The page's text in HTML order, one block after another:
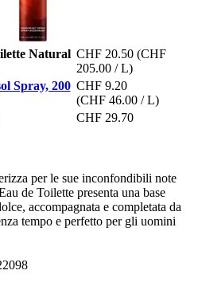
Natural CHF 20.50 (CHF
205.00 / L)
Spray, 200 CHF 9.20
(CHF 46.00 / L)
CHF 29.70
per le sue inconfondibili note
de Toilette presenta una base
accompagnata e completata da
tempo e perfetto per gli uomini